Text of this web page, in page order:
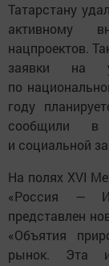
Татарстану
активному
нацпроектов.
заявки на
по
году
сообщили в
и социальной
На полях XVI
«Россия —
представлен
«Объятия
рынок. Эта